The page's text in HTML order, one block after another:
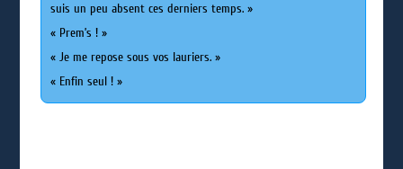
suis un peu absent ces derniers temps. »
« Prem’s ! »
« Je me repose sous vos lauriers. »
« Enfin seul ! »